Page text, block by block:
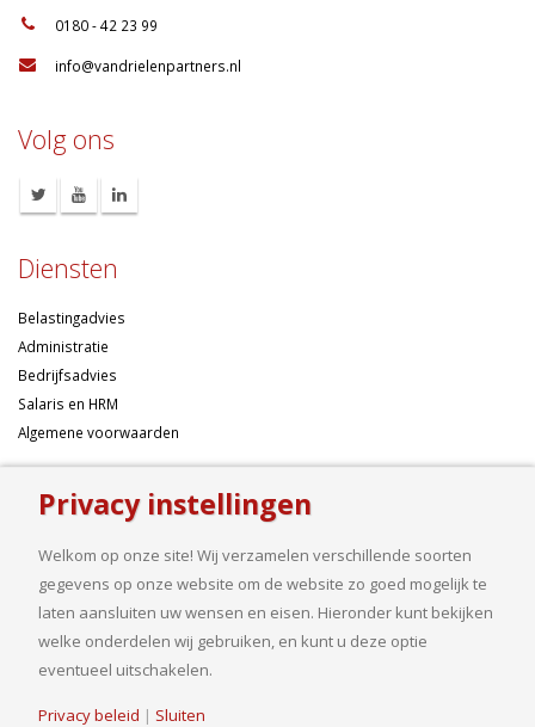
0180 - 42 23 99
info@vandrielenpartners.nl
Volg ons
Diensten
Belastingadvies
Administratie
Bedrijfsadvies
Salaris en HRM
Algemene voorwaarden
Over ons
Ondernemen betekent risico’s nemen, maar dan liefst wel zo
samengesteld mogelijk. Of u nu een onderneming wilt starten met een
goed financieel plan, uw bedrijf wilt uitbreiden op basis van gedegen
cijfers, uw jaarcijfers samengesteld wilt hebben of een helder advies
nodig heeft, bij ons bent u aan het goede adres.
Privacy instellingen
Welkom op onze site! Wij verzamelen verschillende soorten
gegevens op onze website om de website zo goed mogelijk te
laten aansluiten uw wensen en eisen. Hieronder kunt bekijken
welke onderdelen wij gebruiken, en kunt u deze optie
eventueel uitschakelen.
Privacy beleid | Sluiten